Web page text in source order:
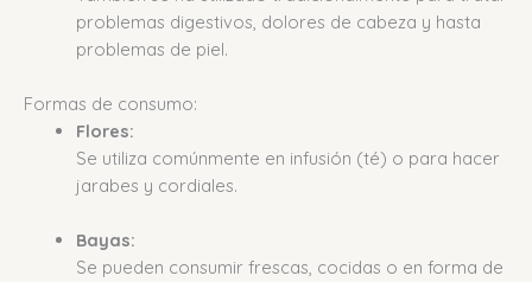
problemas digestivos, dolores de cabeza y hasta
problemas de piel.
Formas de consumo:
Flores:
Se utiliza comúnmente en infusión (té) o para hacer
jarabes y cordiales.
Bayas:
Se pueden consumir frescas, cocidas o en forma de